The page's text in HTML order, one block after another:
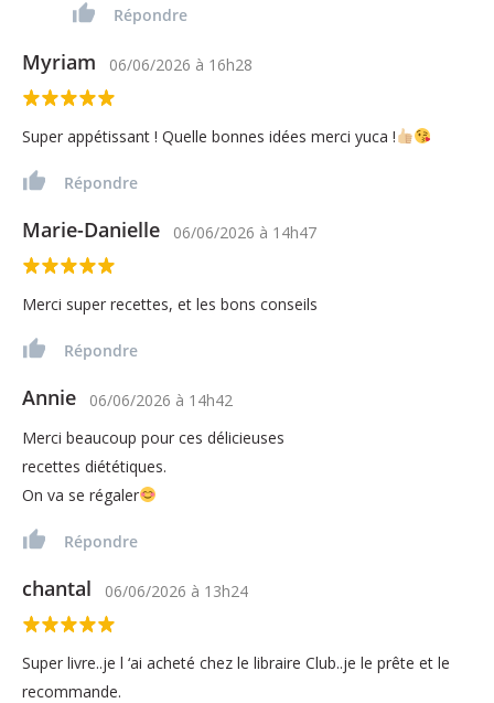
Répondre
Myriam 06/06/2026 à 16h28
Super appétissant ! Quelle bonnes idées merci yuca !
Répondre
Marie-Danielle 06/06/2026 à 14h47
Merci super recettes, et les bons conseils
Répondre
Annie 06/06/2026 à 14h42
Merci beaucoup pour ces délicieuses
recettes diététiques.
On va se régaler
Répondre
chantal 06/06/2026 à 13h24
Super livre..je l ‘ai acheté chez le libraire Club..je le prête et le
recommande.